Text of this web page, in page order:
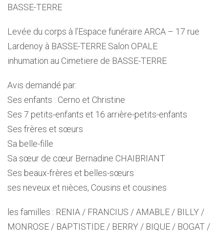
BASSE-TERRE
Levée du corps à l’Espace funéraire ARCA – 17 rue
Lardenoy à BASSE-TERRE Salon OPALE
inhumation au Cimetiere de BASSE-TERRE
Avis demandé par:
Ses enfants : Cerno et Christine
Ses 7 petits-enfants et 16 arrière-petits-enfants
Ses frères et sœurs
Sa belle-fille
Sa sœur de cœur Bernadine CHAIBRIANT
Ses beaux-frères et belles-sœurs
ses neveux et nièces, Cousins et cousines
les familles : RENIA / FRANCIUS / AMABLE / BILLY /
MONROSE / BAPTISTIDE / BERRY / BIQUE / BOGAT /